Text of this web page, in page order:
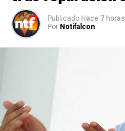
Publicado Hace 7 horas
Por Notifalcon